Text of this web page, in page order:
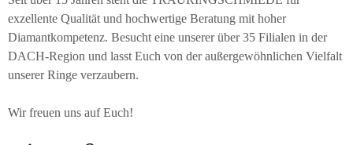
exzellente Qualität und hochwertige Beratung mit hoher
Diamantkompetenz. Besucht eine unserer über 35 Filialen in der
DACH-Region und lasst Euch von der außergewöhnlichen Vielfalt
unserer Ringe verzaubern.
Wir freuen uns auf Euch!